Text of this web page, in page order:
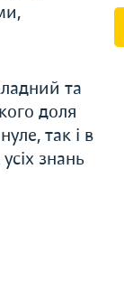
та
доля
так і в
знань